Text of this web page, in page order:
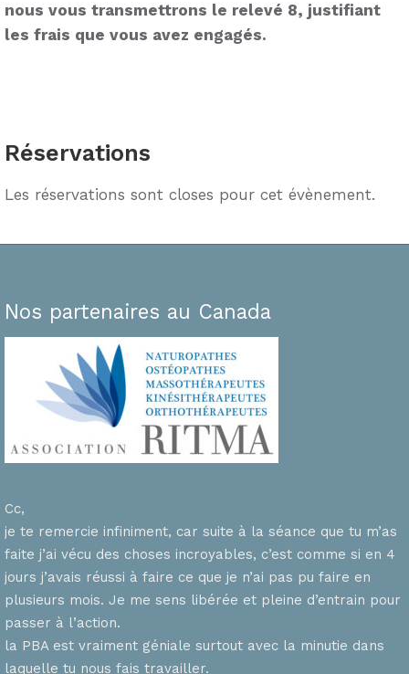
nous vous transmettrons le relevé 8, justifiant
les frais que vous avez engagés.
Réservations
Les réservations sont closes pour cet évènement.
Nos partenaires au Canada
Cc,
je te remercie infiniment, car suite à la séance que tu m’as
faite j’ai vécu des choses incroyables, c’est comme si en 4
jours j’avais réussi à faire ce que je n’ai pas pu faire en
plusieurs mois. Je me sens libérée et pleine d’entrain pour
passer à l’action.
la PBA est vraiment géniale surtout avec la minutie dans
laquelle tu nous fais travailler.